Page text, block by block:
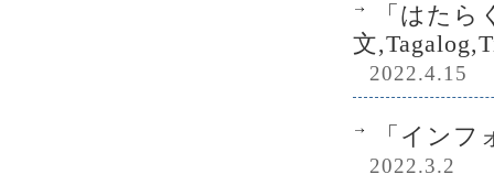
「はた
文
2022.4.15
「イン
2022.3.2